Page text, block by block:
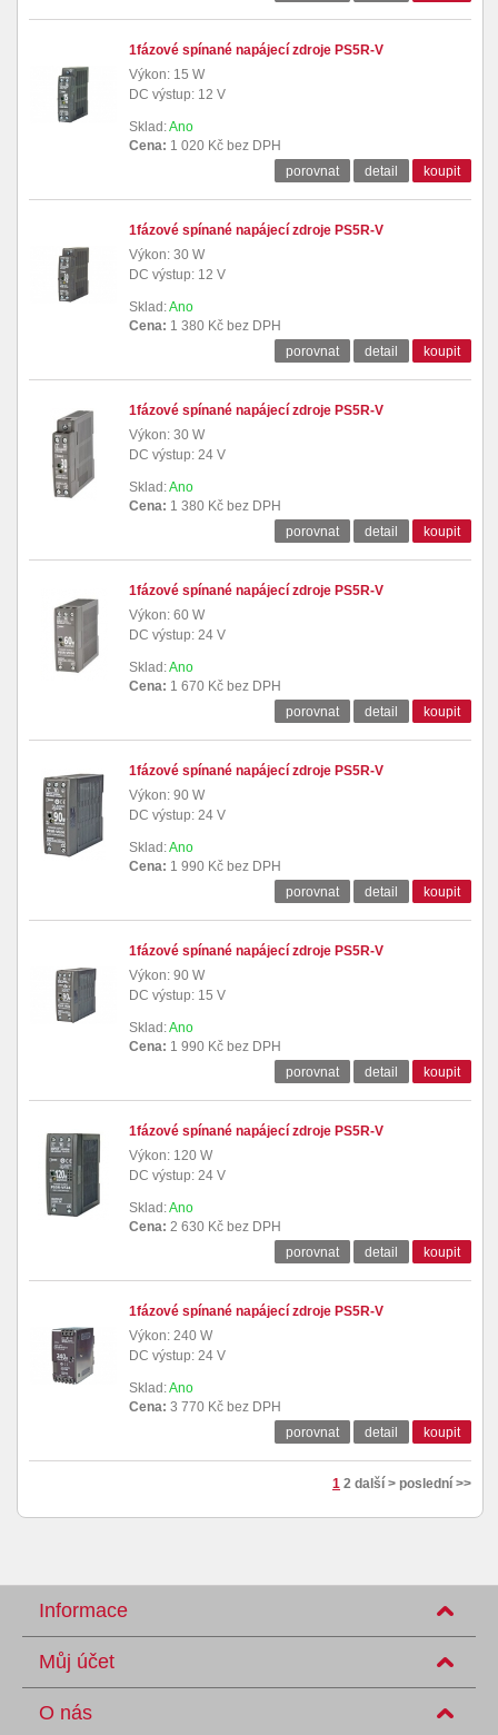
1fázové spínané napájecí zdroje PS5R-V
Výkon: 15 W
DC výstup: 12 V
Sklad:Ano
Cena: 1 020 Kč bez DPH
porovnat
detail koupit
1fázové spínané napájecí zdroje PS5R-V
Výkon: 30 W
DC výstup: 12 V
Sklad:Ano
Cena: 1 380 Kč bez DPH
porovnat
detail koupit
1fázové spínané napájecí zdroje PS5R-V
Výkon: 30 W
DC výstup: 24 V
Sklad:Ano
Cena: 1 380 Kč bez DPH
porovnat
detail koupit
1fázové spínané napájecí zdroje PS5R-V
Výkon: 60 W
DC výstup: 24 V
Sklad:Ano
Cena: 1 670 Kč bez DPH
porovnat
detail koupit
1fázové spínané napájecí zdroje PS5R-V
Výkon: 90 W
DC výstup: 24 V
Sklad:Ano
Cena: 1 990 Kč bez DPH
porovnat
detail koupit
1fázové spínané napájecí zdroje PS5R-V
Výkon: 90 W
DC výstup: 15 V
Sklad:Ano
Cena: 1 990 Kč bez DPH
porovnat
detail koupit
1fázové spínané napájecí zdroje PS5R-V
Výkon: 120 W
DC výstup: 24 V
Sklad:Ano
Cena: 2 630 Kč bez DPH
porovnat
detail koupit
1fázové spínané napájecí zdroje PS5R-V
Výkon: 240 W
DC výstup: 24 V
Sklad:Ano
Cena: 3 770 Kč bez DPH
porovnat
detail koupit
1 2 další > poslední >>
Informace
Můj účet
O nás